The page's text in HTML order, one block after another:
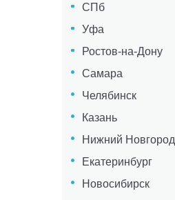
СПб
Уфа
Ростов-на-Дону
Самара
Челябинск
Казань
Нижний Новгород
Екатеринбург
Новосибирск